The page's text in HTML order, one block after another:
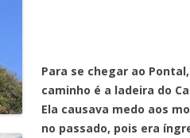
Para se chegar ao
caminho é a ladeira do
Ela causava medo aos
no passado, pois era